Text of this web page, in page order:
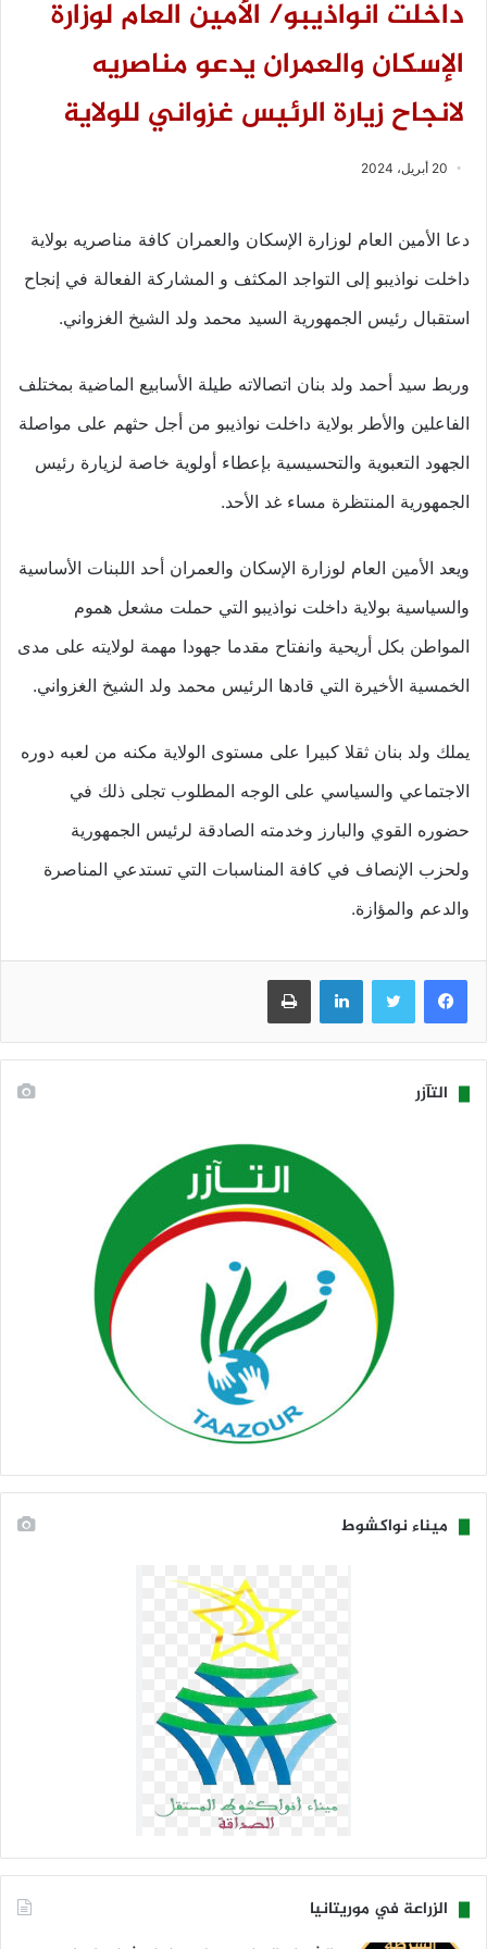
داخلت انواذيبو/ الأمين العام لوزارة
الإسكان والعمران يدعو مناصريه
لانجاح زيارة الرئيس غزواني للولاية
20 أبريل، 2024
دعا الأمين العام لوزارة الإسكان والعمران كافة مناصريه بولاية
داخلت نواذيبو إلى التواجد المكثف و المشاركة الفعالة في إنجاح
استقبال رئيس الجمهورية السيد محمد ولد الشيخ الغزواني.
وربط سيد أحمد ولد بنان اتصالاته طيلة الأسابيع الماضية بمختلف
الفاعلين والأطر بولاية داخلت نواذيبو من أجل حثهم على مواصلة
الجهود التعبوية والتحسيسية بإعطاء أولوية خاصة لزيارة رئيس
الجمهورية المنتظرة مساء غد الأحد.
ويعد الأمين العام لوزارة الإسكان والعمران أحد اللبنات الأساسية
والسياسية بولاية داخلت نواذيبو التي حملت مشعل هموم
المواطن بكل أريحية وانفتاح مقدما جهودا مهمة لولايته على مدى
الخمسية الأخيرة التي قادها الرئيس محمد ولد الشيخ الغزواني.
يملك ولد بنان ثقلا كبيرا على مستوى الولاية مكنه من لعبه دوره
الاجتماعي والسياسي على الوجه المطلوب تجلى ذلك في
حضوره القوي والبارز وخدمته الصادقة لرئيس الجمهورية
ولحزب الإنصاف في كافة المناسبات التي تستدعي المناصرة
والدعم والمؤازة.
فيسبوك تويتر لينكدإن طباعة
التآزر
ميناء نواكشوط
الزراعة في موريتانيا